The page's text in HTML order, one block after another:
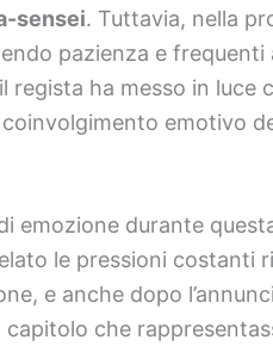
sensei. Tuttavia, nella
pazienza e
regista ha messo in luce
emotivo
emozione durante
le pressioni costanti
e anche dopo
che